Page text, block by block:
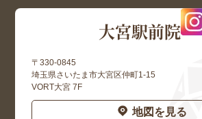
大宮駅前院
〒330-0845
埼玉県さいたま市大宮区仲町1-15
VORT大宮 7F
地図を見る